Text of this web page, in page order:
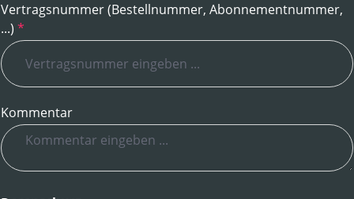
Vertragsnummer (Bestellnummer, Abonnementnummer,
...) *
Kommentar